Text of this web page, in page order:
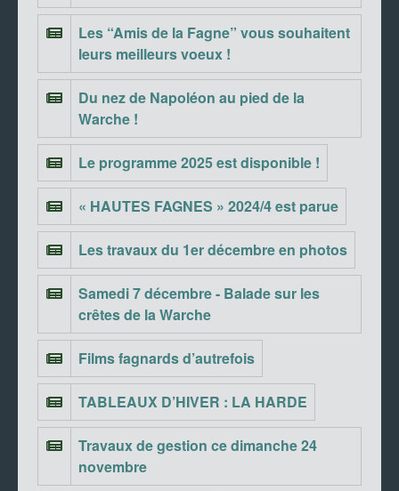
Les “Amis de la Fagne” vous souhaitent
leurs meilleurs voeux !
Du nez de Napoléon au pied de la
Warche !
Le programme 2025 est disponible !
« HAUTES FAGNES » 2024/4 est parue
Les travaux du 1er décembre en photos
Samedi 7 décembre - Balade sur les
crêtes de la Warche
Films fagnards d’autrefois
TABLEAUX D’HIVER : LA HARDE
Travaux de gestion ce dimanche 24
novembre